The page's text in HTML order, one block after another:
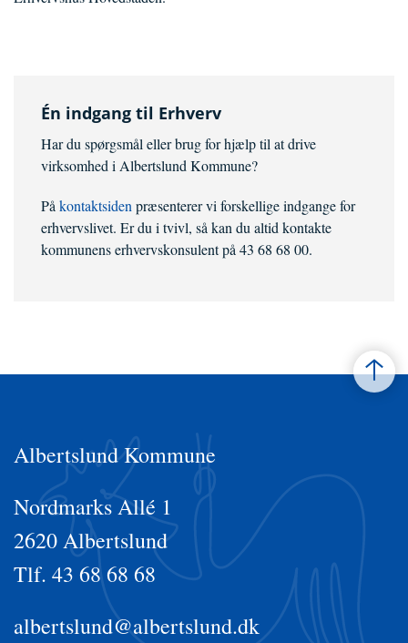
Én indgang til Erhverv
Har du spørgsmål eller brug for hjælp til at drive
virksomhed i Albertslund Kommune?
På kontaktsiden præsenterer vi forskellige indgange for
erhvervslivet. Er du i tvivl, så kan du altid kontakte
kommunens erhvervskonsulent på 43 68 68 00.
Albertslund Kommune
Nordmarks Allé 1
2620 Albertslund
Tlf. 43 68 68 68
albertslund@albertslund.dk